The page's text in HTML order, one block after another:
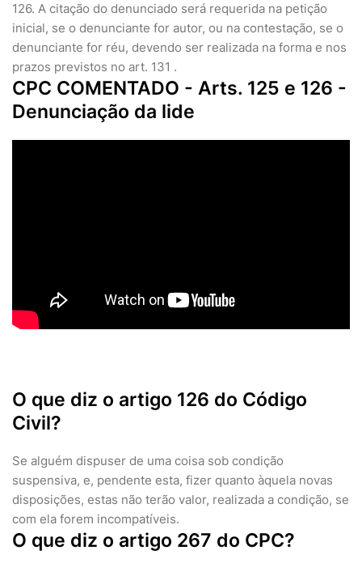
126. A citação do denunciado será requerida na petição
inicial, se o denunciante for autor, ou na contestação, se o
denunciante for réu, devendo ser realizada na forma e nos
prazos previstos no art. 131 .
CPC COMENTADO - Arts. 125 e 126 -
Denunciação da lide
O que diz o artigo 126 do Código
Civil?
Se alguém dispuser de uma coisa sob condição
suspensiva, e, pendente esta, fizer quanto àquela novas
disposições, estas não terão valor, realizada a condição, se
com ela forem incompatíveis.
O que diz o artigo 267 do CPC?